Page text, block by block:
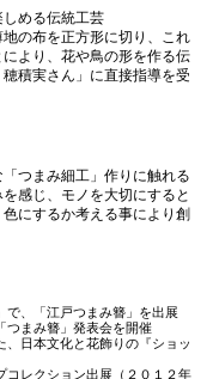
しめる伝統工芸
の布を正方形に切り、これ
より、花や鳥の形を作る伝
積実さん」に直接指導を受
つまみ細工」作りに触れる
感じ、モノを大切にすると
にするか考える事により創
で、「江戸つまみ簪」を出展
つまみ簪」発表会を開催
、日本文化と花飾りの『ショッ
コレクション出展（２０１２年